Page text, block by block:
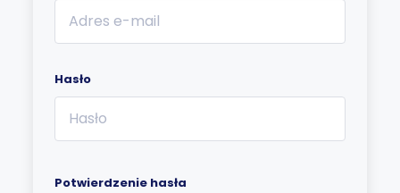
Hasło
Potwierdzenie hasła